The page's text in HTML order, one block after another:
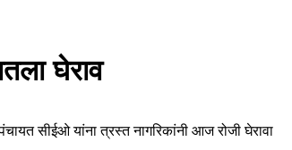
घेराव
सीईओ यांना त्रस्त नागरिकांनी आज रोजी घेरावा